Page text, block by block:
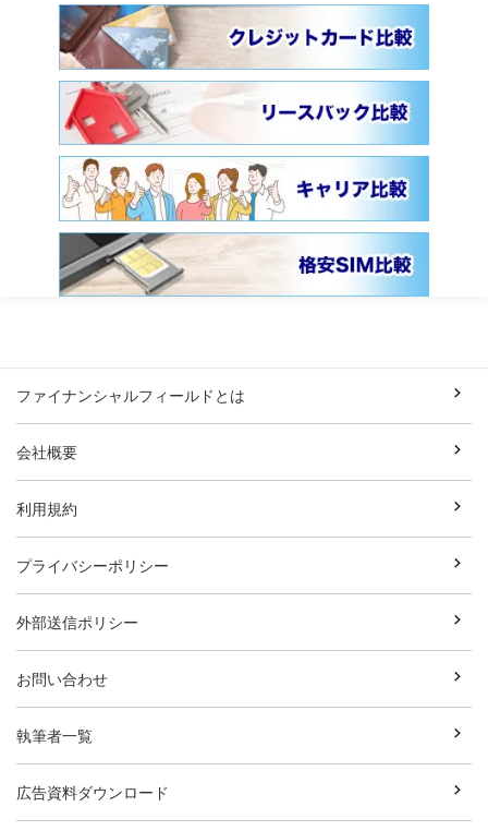
ファイナンシャルフィールドとは
会社概要
利用規約
プライバシーポリシー
外部送信ポリシー
お問い合わせ
執筆者一覧
広告資料ダウンロード